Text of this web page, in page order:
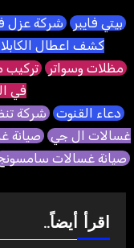
بيتي فايبر شركة عزل
كشف اعطال
مظلات وسواتر تركيب
في
دعاء القنوت شركة
غسالات ال جي صيانة
صيانة غسالات
اقرأ أيضاً..